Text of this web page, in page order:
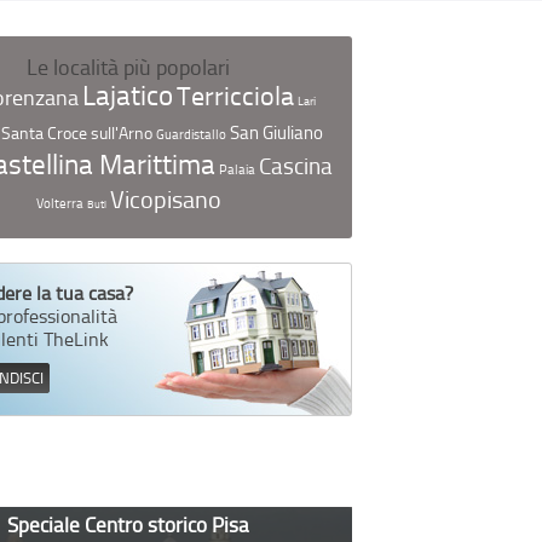
Le località più popolari
LajaticoTerricciola Lari
Santa Croce sull'Arno Guardistallo San Giuliano
Marittima Palaia Cascina
Volterra Buti Vicopisano
la tua casa?
TheLink
Speciale Centro storico Pisa